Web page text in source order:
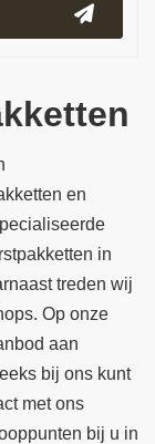
en
in
treden wij
Op onze
aan
bij ons kunt
met ons
bij u in